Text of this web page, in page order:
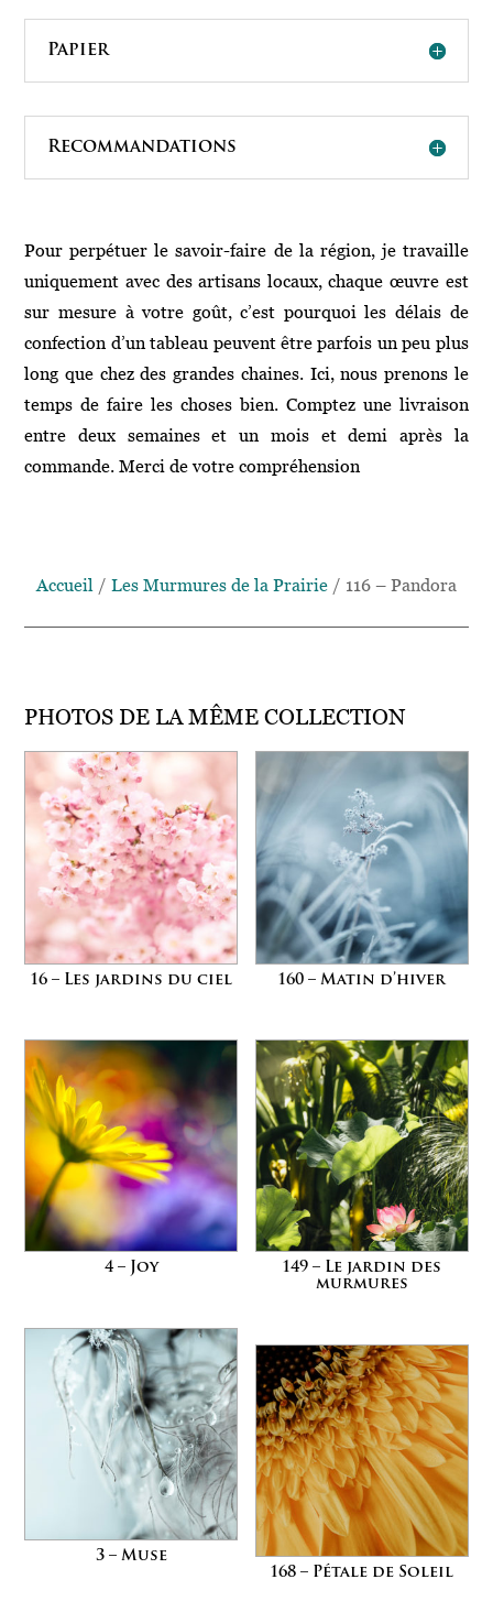
Papier
Recommandations
Pour perpétuer le savoir-faire de la région, je travaille
uniquement avec des artisans locaux, chaque œuvre est
sur mesure à votre goût, c’est pourquoi les délais de
confection d’un tableau peuvent être parfois un peu plus
long que chez des grandes chaines. Ici, nous prenons le
temps de faire les choses bien. Comptez une livraison
entre deux semaines et un mois et demi après la
commande. Merci de votre compréhension
Accueil / Les Murmures de la Prairie / 116 – Pandora
PHOTOS DE LA MÊME COLLECTION
16 – Les jardins du ciel 160 – Matin d’hiver
4 – Joy
149 – Le jardin des
murmures
3 – Muse
168 – Pétale de Soleil